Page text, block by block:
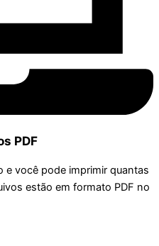
PDF
e você pode imprimir quantas
estão em formato PDF no